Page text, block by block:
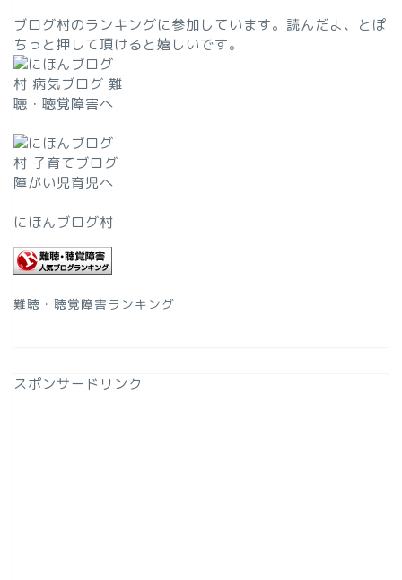
ブログ村のランキングに参加しています。読んだよ、とぽ
ちっと押して頂けると嬉しいです。
にほんブログ村
難聴・聴覚障害ランキング
スポンサードリンク